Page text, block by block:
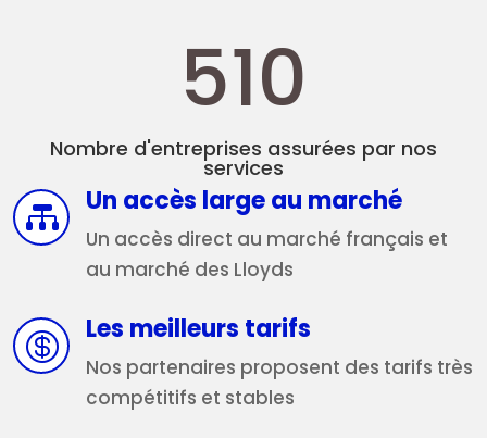
510
Nombre d'entreprises assurées par nos
services
 Un accès large au marché
Un accès direct au marché français et
au marché des Lloyds
 Les meilleurs tarifs
Nos partenaires proposent des tarifs très
compétitifs et stables